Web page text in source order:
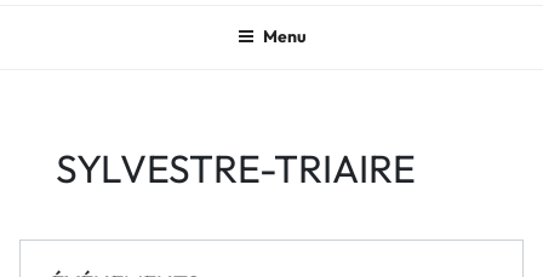
Menu
SYLVESTRE-TRIAIRE